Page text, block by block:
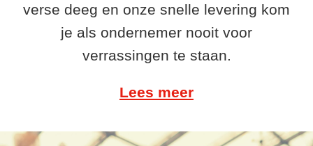
verse deeg en onze snelle levering kom
je als ondernemer nooit voor
verrassingen te staan.
Lees meer